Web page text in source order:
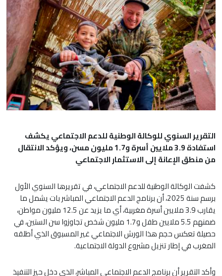
التقرير السنوي للوكالة الوطنية للدعم الاجتماعي يكشف
استفادة 3.9 ملايين أسرة و1.7 مليون مسن، ويؤكد الانتقال
من منطق الإعانة إلى الاستثمار الاجتماعي
كشفت الوكالة الوطنية للدعم الاجتماعي، في تقريرها السنوي الأول
برسم سنة 2025، أن برنامج الدعم الاجتماعي المباشر بات يشمل ما
يقارب 3.9 ملايين أسرة مغربية، أي ما يزيد عن 12.5 مليون مواطن،
ضمنهم 5.5 ملايين طفل و1.7 مليون شخص تجاوزوا سن الستين، في
حصيلة تعكس حجم هذا الورش الاجتماعي غير المسبوق الذي أطلقه
المغرب في إطار تنزيل مشروع الدولة الاجتماعية.
وأكد التقرير أن برنامج الدعم الاجتماعي المباشر، الذي دخل حيز التنفيذ